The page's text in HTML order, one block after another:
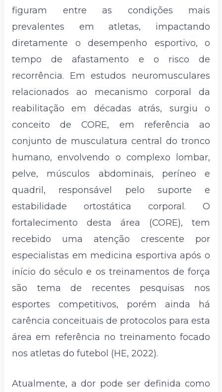
figuram entre as condições mais
prevalentes em atletas, impactando
diretamente o desempenho esportivo, o
tempo de afastamento e o risco de
recorrência. Em estudos neuromusculares
relacionados ao mecanismo corporal da
reabilitação em décadas atrás, surgiu o
conceito de CORE, em referência ao
conjunto de musculatura central do tronco
humano, envolvendo o complexo lombar,
pelve, músculos abdominais, períneo e
quadril, responsável pelo suporte e
estabilidade ortostática corporal. O
fortalecimento desta área (CORE), tem
recebido uma atenção crescente por
especialistas em medicina esportiva após o
início do século e os treinamentos de força
são tema de recentes pesquisas nos
esportes competitivos, porém ainda há
carência conceituais de protocolos para esta
área em referência no treinamento focado
nos atletas do futebol (HE, 2022).
Atualmente, a dor pode ser definida como